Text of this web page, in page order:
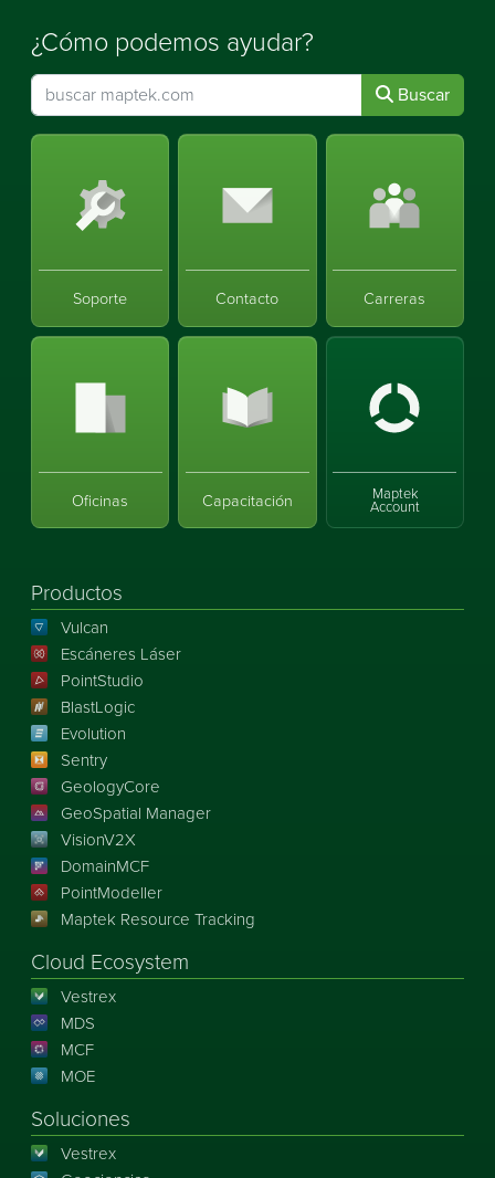
¿Cómo podemos ayudar?
Buscar
Soporte Contacto Carreras
Oficinas Capacitación Maptek
Account
Productos
Vulcan
Escáneres Láser
PointStudio
BlastLogic
Evolution
Sentry
GeologyCore
GeoSpatial Manager
VisionV2X
DomainMCF
PointModeller
Maptek Resource Tracking
Cloud Ecosystem
Vestrex
MDS
MCF
MOE
Soluciones
Vestrex